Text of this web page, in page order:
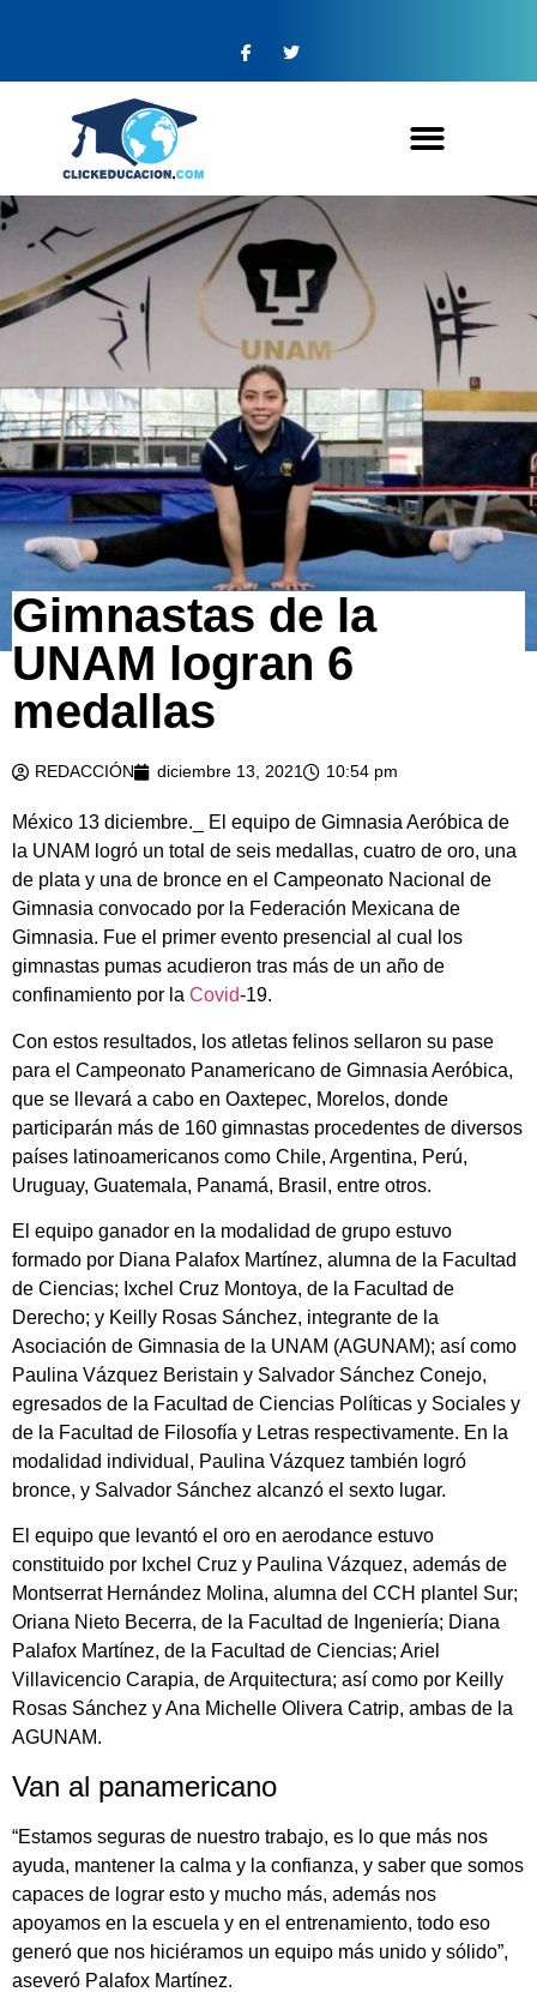
Gimnastas de la
UNAM logran 6
medallas
REDACCIÓN diciembre 13, 2021 10:54 pm
México 13 diciembre._ El equipo de Gimnasia Aeróbica de
la UNAM logró un total de seis medallas, cuatro de oro, una
de plata y una de bronce en el Campeonato Nacional de
Gimnasia convocado por la Federación Mexicana de
Gimnasia. Fue el primer evento presencial al cual los
gimnastas pumas acudieron tras más de un año de
confinamiento por la Covid-19.
Con estos resultados, los atletas felinos sellaron su pase
para el Campeonato Panamericano de Gimnasia Aeróbica,
que se llevará a cabo en Oaxtepec, Morelos, donde
participarán más de 160 gimnastas procedentes de diversos
países latinoamericanos como Chile, Argentina, Perú,
Uruguay, Guatemala, Panamá, Brasil, entre otros.
El equipo ganador en la modalidad de grupo estuvo
formado por Diana Palafox Martínez, alumna de la Facultad
de Ciencias; Ixchel Cruz Montoya, de la Facultad de
Derecho; y Keilly Rosas Sánchez, integrante de la
Asociación de Gimnasia de la UNAM (AGUNAM); así como
Paulina Vázquez Beristain y Salvador Sánchez Conejo,
egresados de la Facultad de Ciencias Políticas y Sociales y
de la Facultad de Filosofía y Letras respectivamente. En la
modalidad individual, Paulina Vázquez también logró
bronce, y Salvador Sánchez alcanzó el sexto lugar.
El equipo que levantó el oro en aerodance estuvo
constituido por Ixchel Cruz y Paulina Vázquez, además de
Montserrat Hernández Molina, alumna del CCH plantel Sur;
Oriana Nieto Becerra, de la Facultad de Ingeniería; Diana
Palafox Martínez, de la Facultad de Ciencias; Ariel
Villavicencio Carapia, de Arquitectura; así como por Keilly
Rosas Sánchez y Ana Michelle Olivera Catrip, ambas de la
AGUNAM.
Van al panamericano
“Estamos seguras de nuestro trabajo, es lo que más nos
ayuda, mantener la calma y la confianza, y saber que somos
capaces de lograr esto y mucho más, además nos
apoyamos en la escuela y en el entrenamiento, todo eso
generó que nos hiciéramos un equipo más unido y sólido”,
aseveró Palafox Martínez.